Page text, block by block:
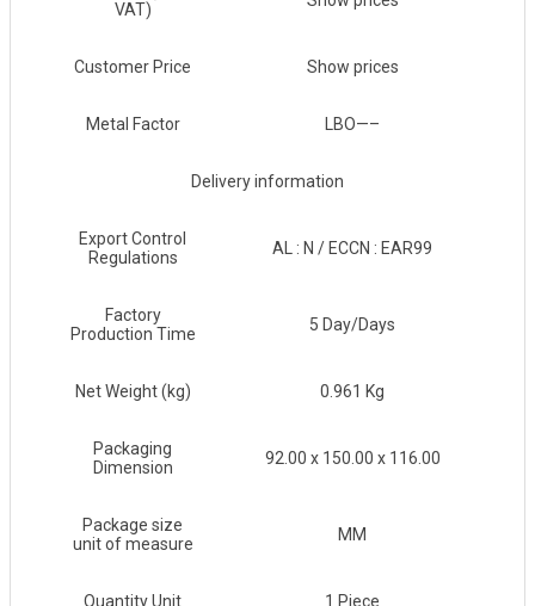
VAT)
Customer Price Show prices
Metal Factor LBO—–
Delivery information
Export Control
Regulations
AL : N / ECCN : EAR99
Factory
Production Time
5 Day/Days
Net Weight (kg) 0.961 Kg
Packaging
Dimension
92.00 x 150.00 x 116.00
Package size
unit of measure
MM
Quantity Unit 1 Piece